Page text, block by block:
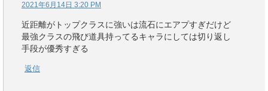
2021年6月14日 3:20 PM
近距離がトップクラスに強いは流石にエアプすぎだけど
最強クラスの飛び道具持ってるキャラにしては切り返し
手段が優秀すぎる
返信